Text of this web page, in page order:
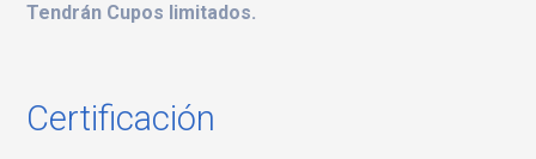
Tendrán Cupos limitados.
Certificación